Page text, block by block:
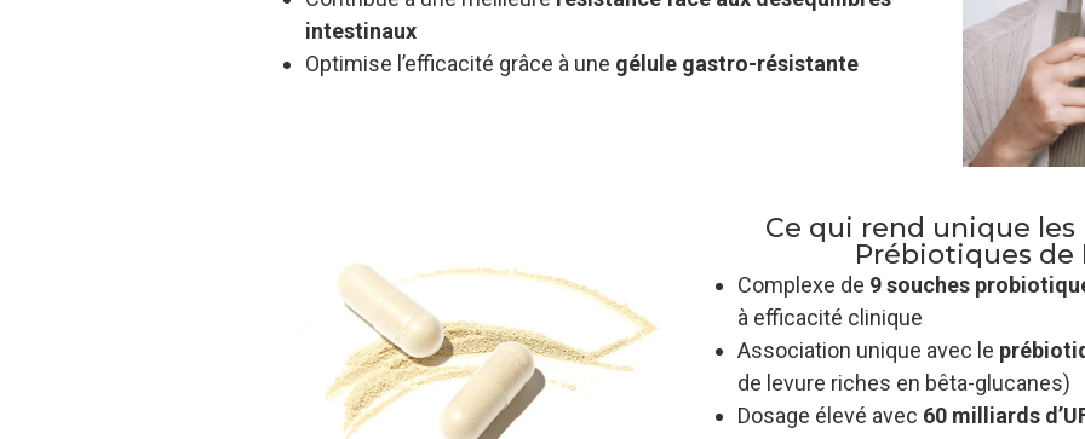
intestinaux
Optimise l’efficacité grâce à une gélule gastro-résistante
Ce qui rend unique
Prébiotiques de
Complexe de 9 souches
à efficacité clinique
Association unique avec le
de levure riches en bêta-glucanes)
Dosage élevé avec 60 milliards